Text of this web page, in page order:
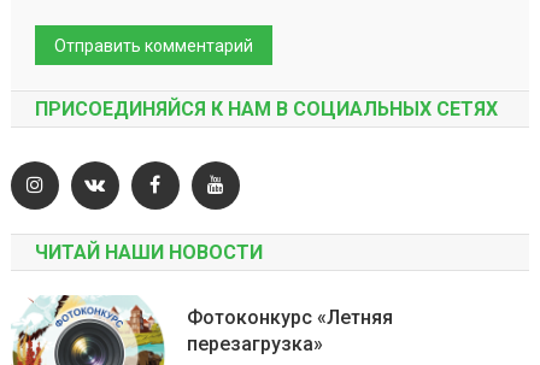
ПРИСОЕДИНЯЙСЯ К НАМ В СОЦИАЛЬНЫХ СЕТЯХ
ЧИТАЙ НАШИ НОВОСТИ
Фотоконкурс «Летняя
перезагрузка»